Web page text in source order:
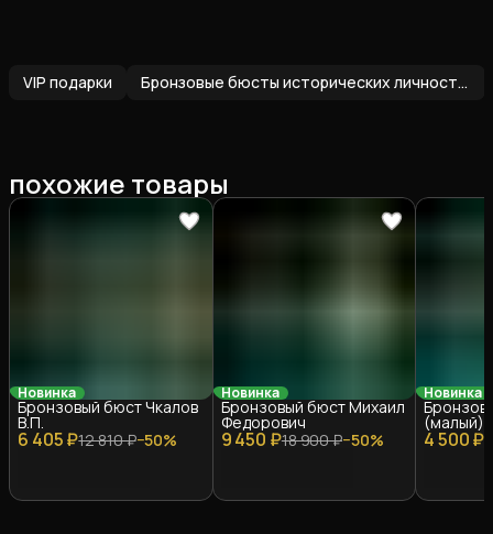
VIP подарки Бронзовые бюсты исторических личностей
похожие товары
Новинка
6 405 ₽12 810 ₽−50%
Бронзовый бюст Чкалов
В.П.
Новинка
9 450 ₽18 900 ₽−50%
Бронзовый бюст Михаил
Федорович
Новинка
4 500 ₽
(малый)